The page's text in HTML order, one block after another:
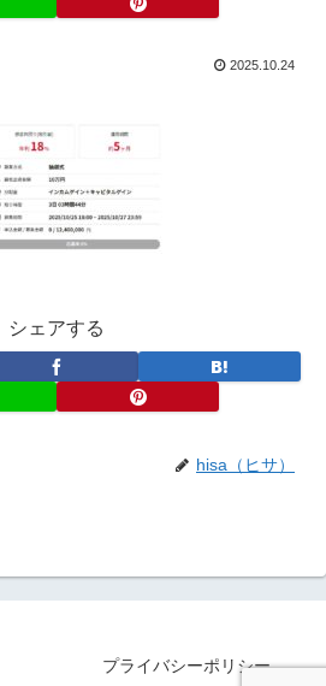
2025.10.24
シェアする
hisa（ヒサ）
プライバシーポリシー